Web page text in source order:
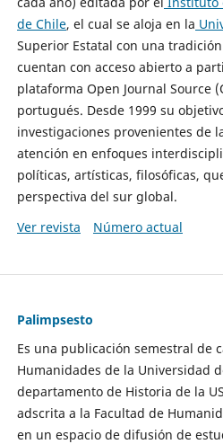
de Chile, el cual se aloja en la
Superior Estatal con una
cuentan con acceso abierto a
plataforma Open Journal Source
portugués. Desde 1999 su
investigaciones provenientes de
atención en enfoques
políticas, artísticas, filosóficas,
perspectiva del sur global.
Ver revista
Número actual
Palimpsesto
Es una publicación semestral de
Humanidades de la Universidad
departamento de Historia de la
adscrita a la Facultad de
en un espacio de difusión de